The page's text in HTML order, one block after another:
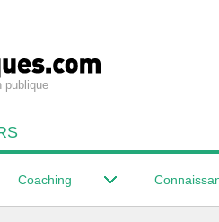
publique
Coaching